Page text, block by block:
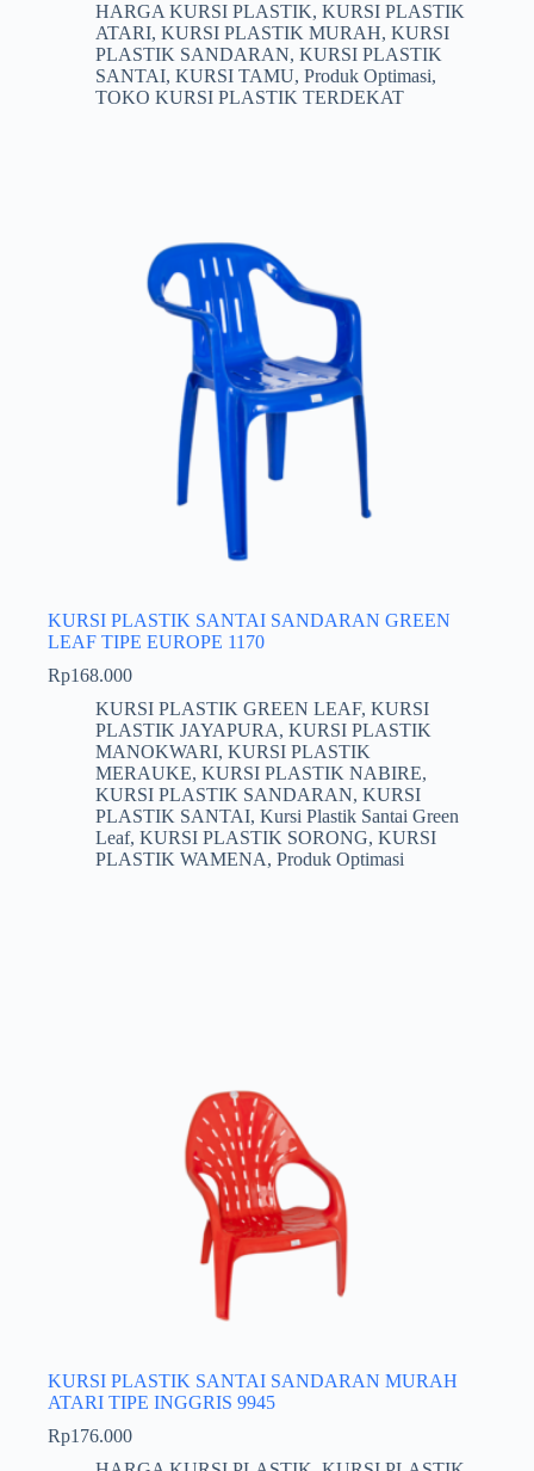
HARGA KURSI PLASTIK, KURSI PLASTIK
ATARI, KURSI PLASTIK MURAH, KURSI
PLASTIK SANDARAN, KURSI PLASTIK
SANTAI, KURSI TAMU, Produk Optimasi,
TOKO KURSI PLASTIK TERDEKAT
KURSI PLASTIK SANTAI SANDARAN GREEN
LEAF TIPE EUROPE 1170
Rp168.000
KURSI PLASTIK GREEN LEAF, KURSI
PLASTIK JAYAPURA, KURSI PLASTIK
MANOKWARI, KURSI PLASTIK
MERAUKE, KURSI PLASTIK NABIRE,
KURSI PLASTIK SANDARAN, KURSI
PLASTIK SANTAI, Kursi Plastik Santai Green
Leaf, KURSI PLASTIK SORONG, KURSI
PLASTIK WAMENA, Produk Optimasi
KURSI PLASTIK SANTAI SANDARAN MURAH
ATARI TIPE INGGRIS 9945
Rp176.000